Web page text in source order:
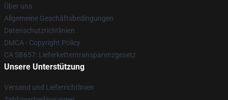
Über uns
Allgemeine Geschäftsbedingungen
Datenschutzrichtlinien
DMCA - Copyright Policy
CA SB657: Lieferkettentransparenzgesetz
Unsere Unterstützung
Versand und Lieferrichtlinien